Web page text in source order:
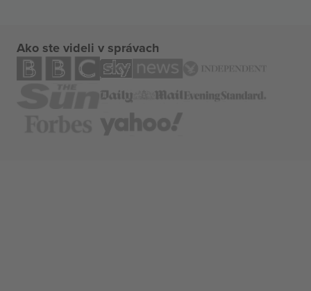
Ako ste videli v správach